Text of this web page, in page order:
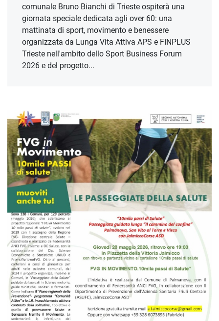
comunale Bruno Bianchi di Trieste ospiterà una
giornata speciale dedicata agli over 60: una
mattinata di sport, movimento e benessere
organizzata da Lunga Vita Attiva APS e FINPLUS
Trieste nell'ambito dello Sport Business Forum
2026 e del progetto...